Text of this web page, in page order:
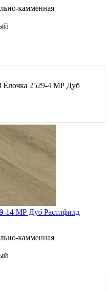
камменная
Ёлочка 2529-4 МР Дуб
14 МР Дуб Растлфилд
камменная